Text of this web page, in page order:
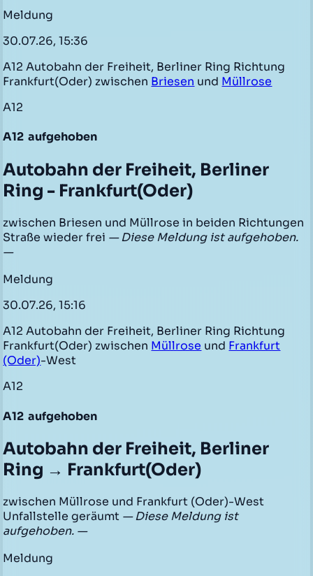
Meldung
30.07.26, 15:36
A12 Autobahn der Freiheit, Berliner Ring Richtung
Frankfurt(Oder) zwischen Briesen und Müllrose
A12
A12 aufgehoben
Autobahn der Freiheit, Berliner
Ring - Frankfurt(Oder)
zwischen Briesen und Müllrose in beiden Richtungen
Straße wieder frei — Diese Meldung ist aufgehoben.
—
Meldung
30.07.26, 15:16
A12 Autobahn der Freiheit, Berliner Ring Richtung
Frankfurt(Oder) zwischen Müllrose und Frankfurt
(Oder)-West
A12
A12 aufgehoben
Autobahn der Freiheit, Berliner
Ring → Frankfurt(Oder)
zwischen Müllrose und Frankfurt (Oder)-West
Unfallstelle geräumt — Diese Meldung ist
aufgehoben. —
Meldung